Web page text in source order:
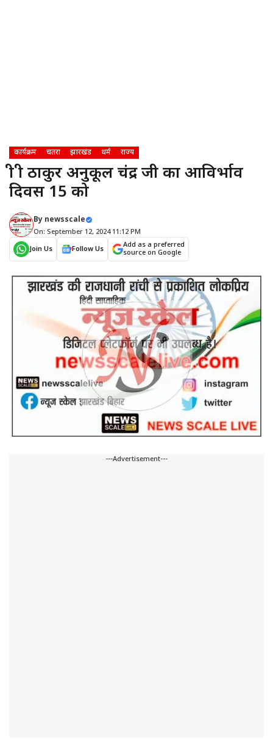
कार्यक्रम चतरा झारखंड धर्म राज्य
श्री श्री ठाकुर अनुकूल चंद्र जी का आविर्भाव
दिवस 15 को
By newsscale
On: September 12, 2024 11:12 PM
Join Us
Follow Us
Add as a preferred
source on Google
---Advertisement---